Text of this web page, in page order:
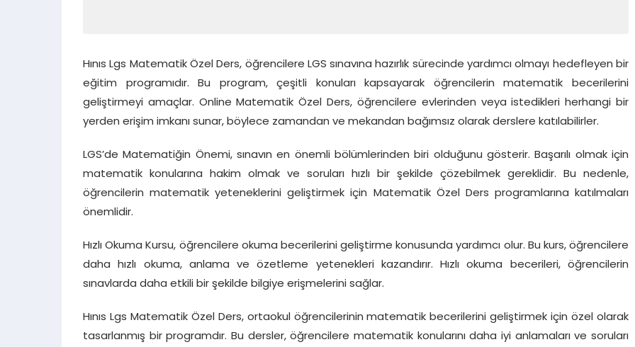
Hınıs Lgs Matematik Özel Ders, öğrencilere LGS sınavına hazırlık sürecinde yardımcı olmayı hedefleyen bir
eğitim programıdır. Bu program, çeşitli konuları kapsayarak öğrencilerin matematik becerilerini
geliştirmeyi amaçlar. Online Matematik Özel Ders, öğrencilere evlerinden veya istedikleri herhangi bir
yerden erişim imkanı sunar, böylece zamandan ve mekandan bağımsız olarak derslere katılabilirler.
LGS’de Matematiğin Önemi, sınavın en önemli bölümlerinden biri olduğunu gösterir. Başarılı olmak için
matematik konularına hakim olmak ve soruları hızlı bir şekilde çözebilmek gereklidir. Bu nedenle,
öğrencilerin matematik yeteneklerini geliştirmek için Matematik Özel Ders programlarına katılmaları
önemlidir.
Hızlı Okuma Kursu, öğrencilere okuma becerilerini geliştirme konusunda yardımcı olur. Bu kurs, öğrencilere
daha hızlı okuma, anlama ve özetleme yetenekleri kazandırır. Hızlı okuma becerileri, öğrencilerin
sınavlarda daha etkili bir şekilde bilgiye erişmelerini sağlar.
Hınıs Lgs Matematik Özel Ders, ortaokul öğrencilerinin matematik becerilerini geliştirmek için özel olarak
tasarlanmış bir programdır. Bu dersler, öğrencilere matematik konularını daha iyi anlamaları ve soruları